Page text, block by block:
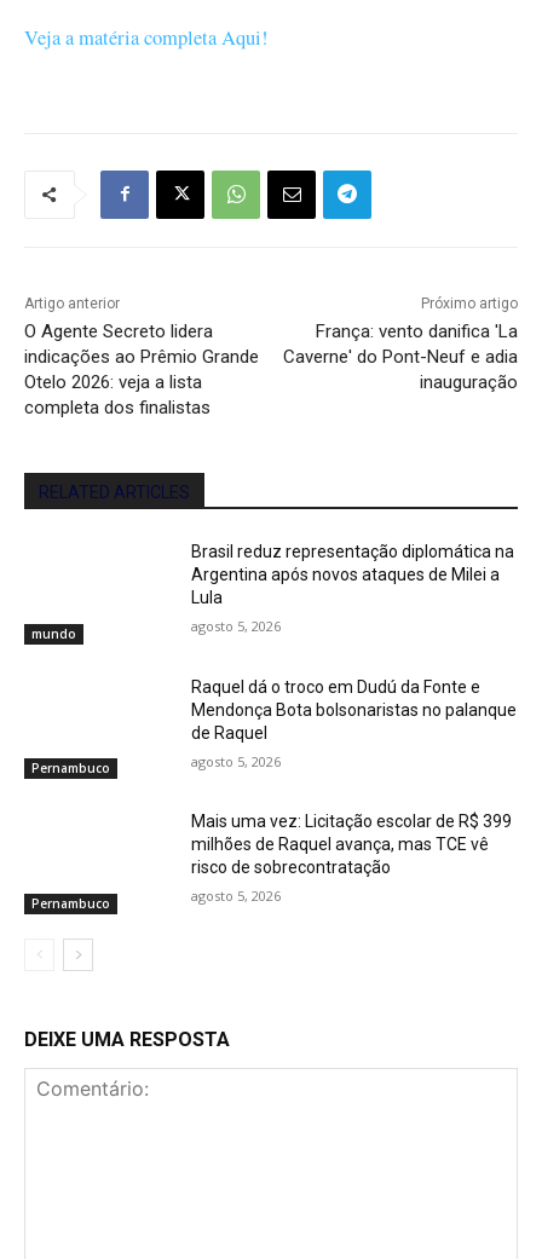
Veja a matéria completa Aqui!
Artigo anterior
O Agente Secreto lidera
indicações ao Prêmio Grande
Otelo 2026: veja a lista
completa dos finalistas
Próximo artigo
França: vento danifica 'La
Caverne' do Pont-Neuf e adia
inauguração
RELATED ARTICLES
mundo
Brasil reduz representação diplomática na
Argentina após novos ataques de Milei a
Lula
agosto 5, 2026
Pernambuco
Raquel dá o troco em Dudú da Fonte e
Mendonça Bota bolsonaristas no palanque
de Raquel
agosto 5, 2026
Pernambuco
Mais uma vez: Licitação escolar de R$ 399
milhões de Raquel avança, mas TCE vê
risco de sobrecontratação
agosto 5, 2026
DEIXE UMA RESPOSTA